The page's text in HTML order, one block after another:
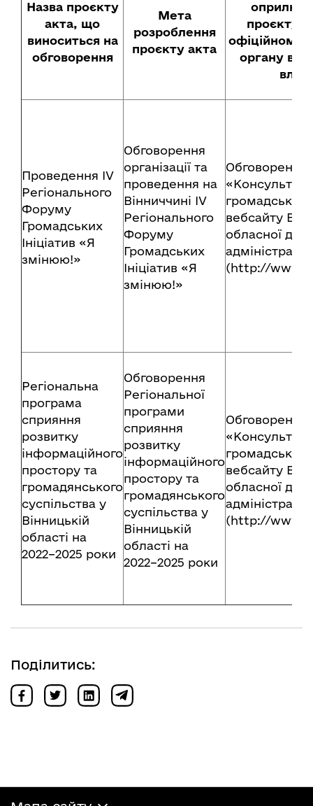
Назва проєкту
акта, що
виноситься на
обговорення
Мета
розроблення
проєкту акта
проєкту
офіційному
органу
Проведення ІV
Регіонального
Форуму
Громадських
Ініціатив «Я
змінюю!»
Обговорення
організації та
проведення на
Вінниччині ІV
Регіонального
Форуму
Громадських
Ініціатив «Я
змінюю!»
Обговорення
вебсайту
обласної
адміністрації
(http://
Регіональна
програма
сприяння
розвитку
інформаційного
простору та
громадянського
суспільства у
Вінницькій
області на
2022–2025 роки
Обговорення
Регіональної
програми
сприяння
розвитку
інформаційного
простору та
громадянського
суспільства у
Вінницькій
області на
2022–2025 роки
Обговорення
вебсайту
обласної
адміністрації
(http://
Поділитись: